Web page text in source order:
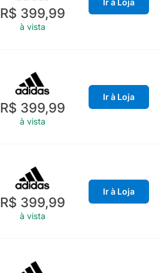
R$ 399,99
à vista
Ir à Loja
R$ 399,99
à vista
Ir à Loja
R$ 399,99
à vista
Ir à Loja